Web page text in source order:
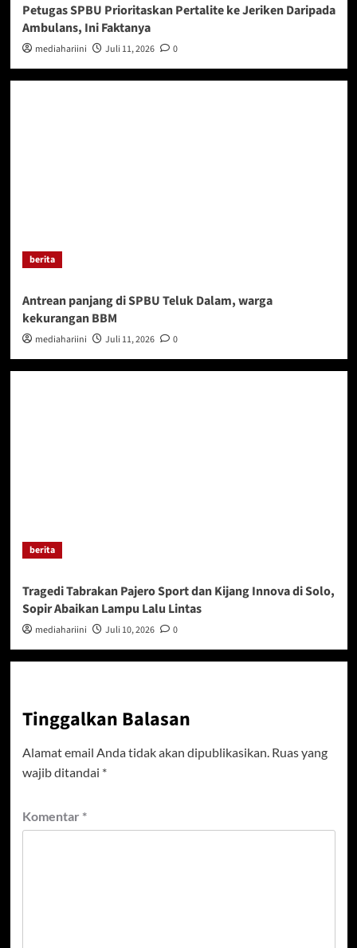
Petugas SPBU Prioritaskan Pertalite ke Jeriken Daripada
Ambulans, Ini Faktanya
mediahariini Juli 11, 2026 0
berita
Antrean panjang di SPBU Teluk Dalam, warga
kekurangan BBM
mediahariini Juli 11, 2026 0
berita
Tragedi Tabrakan Pajero Sport dan Kijang Innova di Solo,
Sopir Abaikan Lampu Lalu Lintas
mediahariini Juli 10, 2026 0
Tinggalkan Balasan
Alamat email Anda tidak akan dipublikasikan. Ruas yang
wajib ditandai *
Komentar *